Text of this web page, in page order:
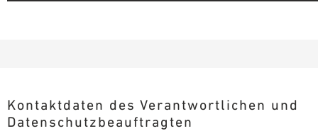
Kontaktdaten des Verantwortlichen und
Datenschutzbeauftragten